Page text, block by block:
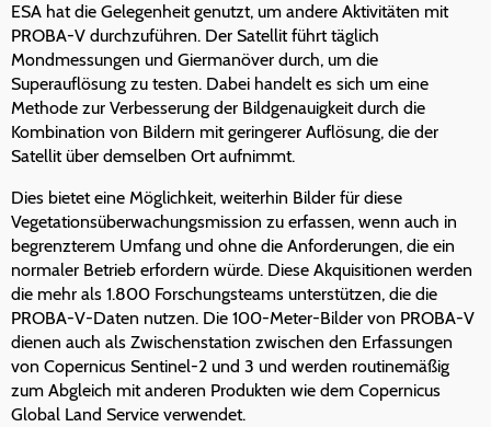
ESA hat die Gelegenheit genutzt, um andere Aktivitäten mit
PROBA-V durchzuführen. Der Satellit führt täglich
Mondmessungen und Giermanöver durch, um die
Superauflösung zu testen. Dabei handelt es sich um eine
Methode zur Verbesserung der Bildgenauigkeit durch die
Kombination von Bildern mit geringerer Auflösung, die der
Satellit über demselben Ort aufnimmt.
Dies bietet eine Möglichkeit, weiterhin Bilder für diese
Vegetationsüberwachungsmission zu erfassen, wenn auch in
begrenzterem Umfang und ohne die Anforderungen, die ein
normaler Betrieb erfordern würde. Diese Akquisitionen werden
die mehr als 1.800 Forschungsteams unterstützen, die die
PROBA-V-Daten nutzen. Die 100-Meter-Bilder von PROBA-V
dienen auch als Zwischenstation zwischen den Erfassungen
von Copernicus Sentinel-2 und 3 und werden routinemäßig
zum Abgleich mit anderen Produkten wie dem Copernicus
Global Land Service verwendet.